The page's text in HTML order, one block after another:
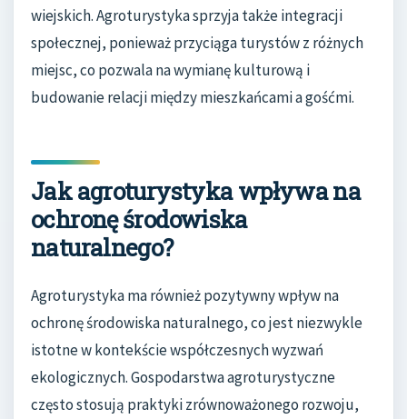
wiejskich. Agroturystyka sprzyja także integracji
społecznej, ponieważ przyciąga turystów z różnych
miejsc, co pozwala na wymianę kulturową i
budowanie relacji między mieszkańcami a gośćmi.
Jak agroturystyka wpływa na
ochronę środowiska
naturalnego?
Agroturystyka ma również pozytywny wpływ na
ochronę środowiska naturalnego, co jest niezwykle
istotne w kontekście współczesnych wyzwań
ekologicznych. Gospodarstwa agroturystyczne
często stosują praktyki zrównoważonego rozwoju,